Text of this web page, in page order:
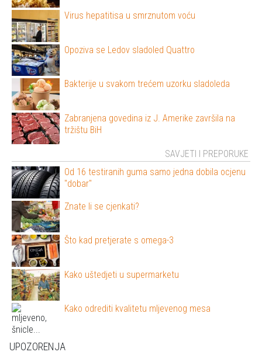
Virus hepatitisa u smrznutom voću
Opoziva se Ledov sladoled Quattro
Bakterije u svakom trećem uzorku sladoleda
Zabranjena govedina iz J. Amerike završila na
tržištu BiH
SAVJETI I PREPORUKE
Od 16 testiranih guma samo jedna dobila ocjenu
"dobar"
Znate li se cjenkati?
Što kad pretjerate s omega-3
Kako uštedjeti u supermarketu
Kako odrediti kvalitetu mljevenog mesa
UPOZORENJA